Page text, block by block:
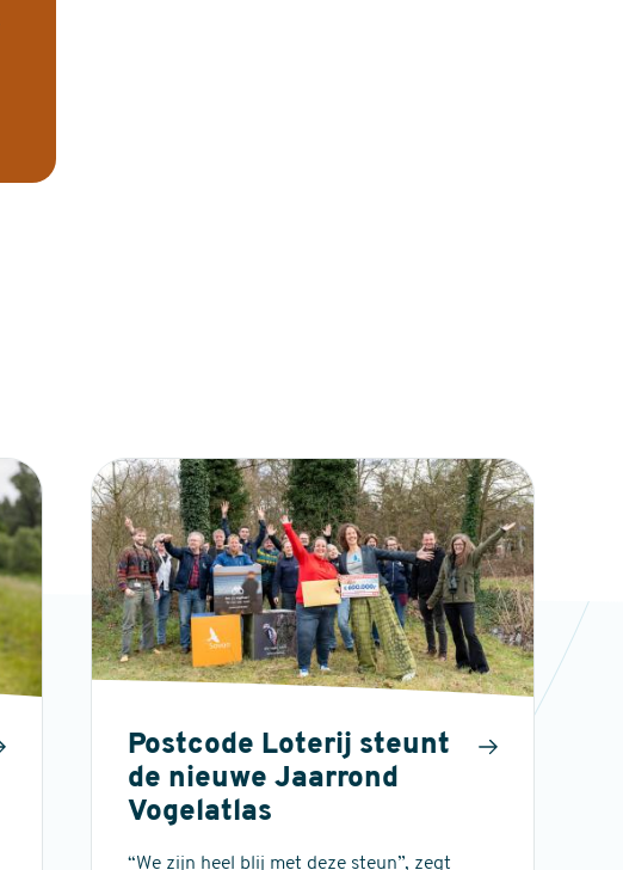
Postcode Loterij steunt
de nieuwe Jaarrond
Vogelatlas
“We zijn heel blij met deze steun”, zegt